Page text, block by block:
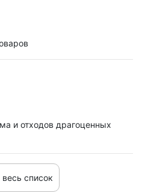
и отходов драгоценных
весь список